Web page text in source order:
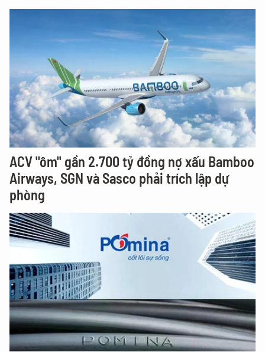
ACV "ôm" gần 2.700 tỷ đồng nợ xấu Bamboo
Airways, SGN và Sasco phải trích lập dự
phòng